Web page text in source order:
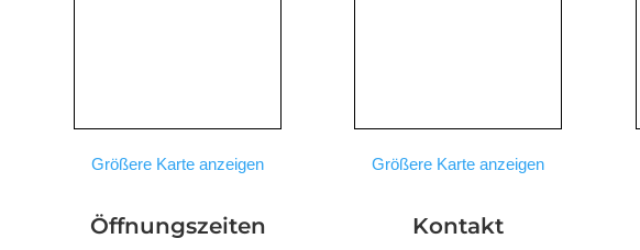
Größere Karte anzeigen
Öffnungszeiten
Größere Karte anzeigen
Kontakt